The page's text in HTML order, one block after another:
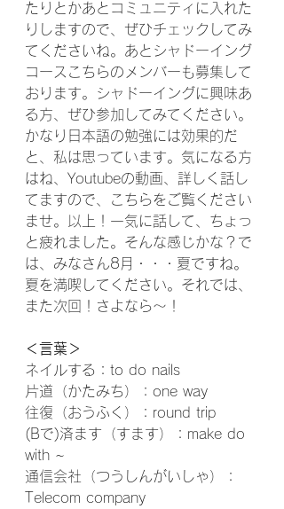
たりとかあとコミュニティに入れた
りしますので、ぜひチェックしてみ
てくださいね。あとシャドーイング
コースこちらのメンバーも募集して
おります。シャドーイングに興味あ
る方、ぜひ参加してみてください。
かなり日本語の勉強には効果的だ
と、私は思っています。気になる方
はね、Youtubeの動画、詳しく話し
てますので、こちらをご覧ください
ませ。以上！一気に話して、ちょっ
と疲れました。そんな感じかな？で
は、みなさん8月・・・夏ですね。
夏を満喫してください。それでは、
また次回！さよなら〜！
＜言葉＞
ネイルする： to do nails
片道（かたみち）：one way
往復（おうふく）：round trip
(Bで)済ます（すます）：make do
with ~
通信会社（つうしんがいしゃ）：
Telecom company